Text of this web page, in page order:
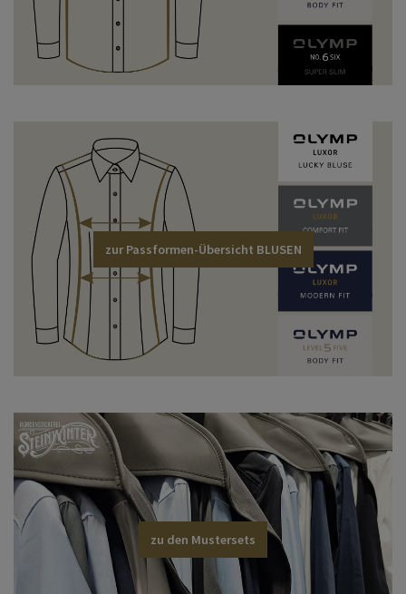
zur Passformen-Übersicht BLUSEN
zu den Mustersets